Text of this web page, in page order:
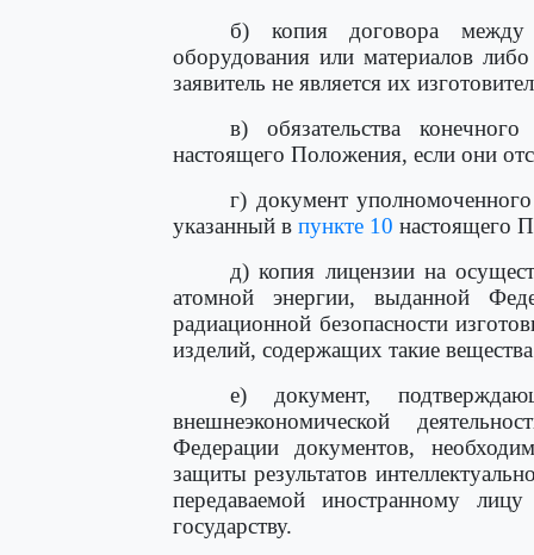
б) копия договора между
оборудования или материалов
заявитель не является их
в) обязательства
настоящего Положения, если они
г) документ уполномоченного
указанный в пункте 10 настоящего
д) копия лицензии на
атомной энергии, выданной
радиационной безопасности
изделий, содержащих такие
е) документ,
внешнеэкономической
Федерации документов,
защиты результатов
передаваемой иностранному
государству.